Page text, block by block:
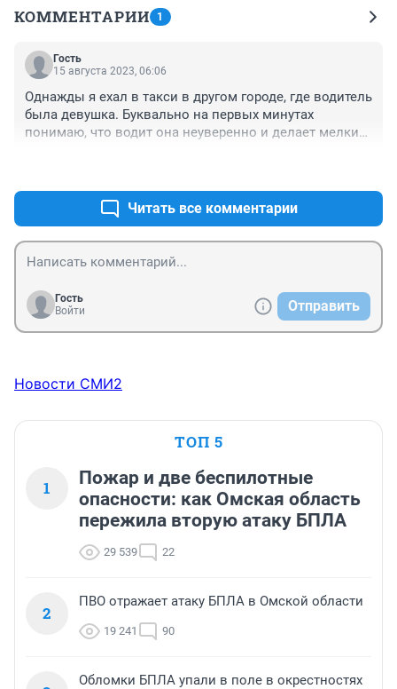
КОММЕНТАРИИ 1
Гость
15 августа 2023, 06:06
Однажды я ехал в такси в другом городе, где водитель
была девушка. Буквально на первых минутах
понимаю, что водит она неуверенно и делает мелкие
чувствительность). И тут она мне заявляет, что она...
права купила. Выпал в осадок.
Читать все комментарии
Гость
Войти
Отправить
Новости СМИ2
ТОП 5
1
Пожар и две беспилотные
опасности: как Омская область
пережила вторую атаку БПЛА
29 539 22
2
ПВО отражает атаку БПЛА в Омской области
19 241 90
Обломки БПЛА упали в поле в окрестностях